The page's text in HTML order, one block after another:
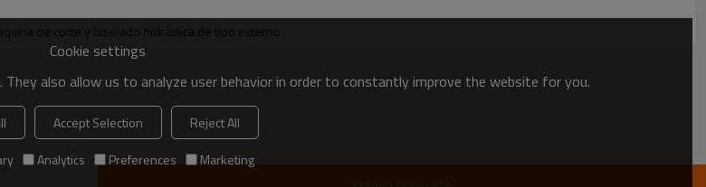
Hz de corte y biselado hidráulica de tipo externo
Cookie settings
also allow us to analyze user behavior in order to constantly improve the website for you.
Accept Selection
Reject All
Analytics Preferences Marketing